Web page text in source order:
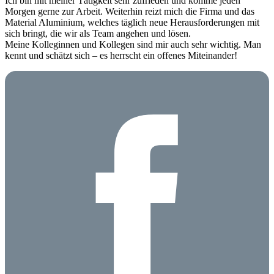
Morgen gerne zur Arbeit. Weiterhin reizt mich die Firma und das
Material Aluminium, welches täglich neue Herausforderungen mit
sich bringt, die wir als Team angehen und lösen.
Meine Kolleginnen und Kollegen sind mir auch sehr wichtig. Man
kennt und schätzt sich – es herrscht ein offenes Miteinander!